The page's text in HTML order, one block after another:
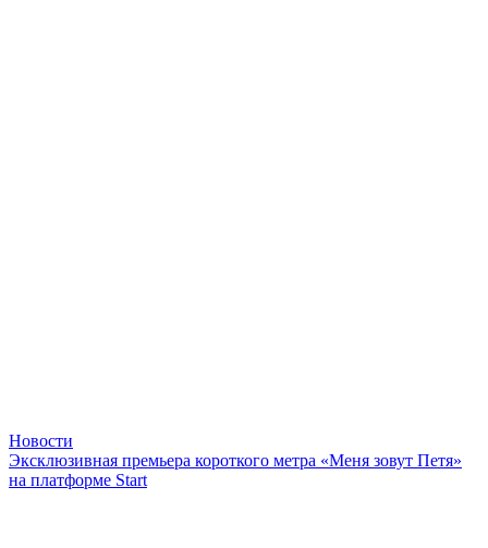
Новости
Эксклюзивная премьера короткого метра «Меня зовут Петя»
на платформе Start